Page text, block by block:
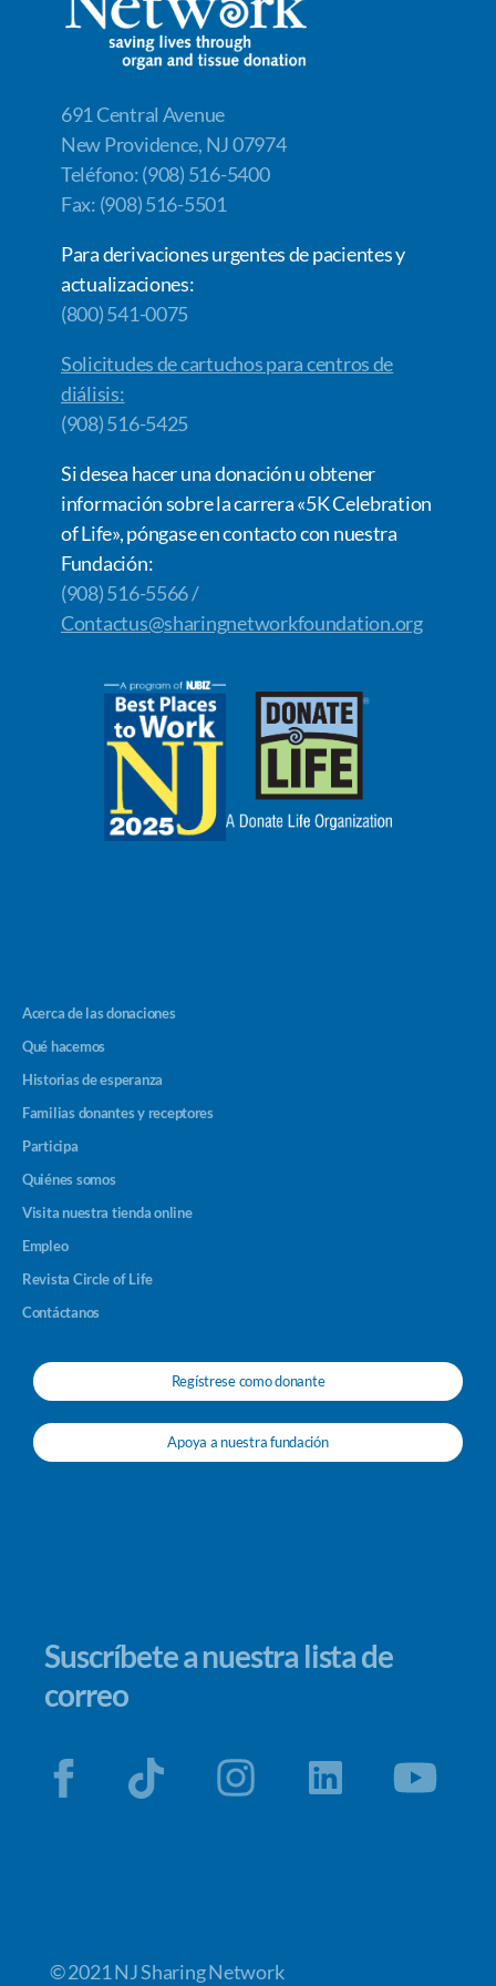
k
k
691 Central Avenue
New Providence, NJ 07974
Teléfono: (908) 516-5400
Fax: (908) 516-5501
Para derivaciones urgentes de pacientes y
actualizaciones:
(800) 541-0075
Solicitudes de cartuchos para centros de
diálisis:
(908) 516-5425
Si desea hacer una donación u obtener
información sobre la carrera «5K Celebration
of Life», póngase en contacto con nuestra
Fundación:
(908) 516-5566 /
Contactus@sharingnetworkfoundation.org
Acerca de las donaciones
Qué hacemos
Historias de esperanza
Familias donantes y receptores
Participa
Quiénes somos
Visita nuestra tienda online
Empleo
Revista Circle of Life
Contáctanos
Regístrese como donante
Apoya a nuestra fundación
Suscríbete a nuestra lista de
correo
© 2021 NJ Sharing Network